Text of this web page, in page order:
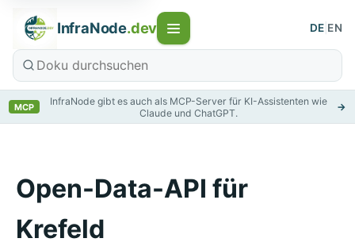
InfraNode.dev DE EN
MCP
InfraNode gibt es auch als MCP-Server für KI-Assistenten wie
Claude und ChatGPT.
→
Open-Data-API für
Krefeld